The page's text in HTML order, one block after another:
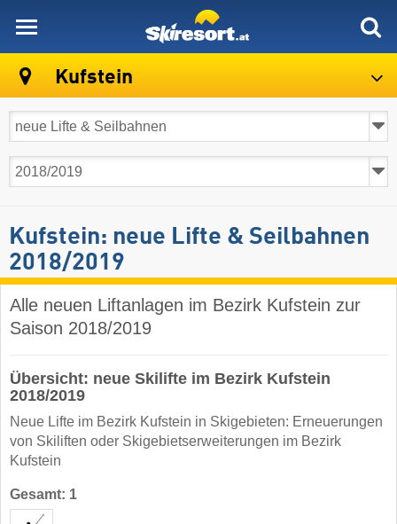
Kufstein
Kufstein: neue Lifte & Seilbahnen
2018/2019
Alle neuen Liftanlagen im Bezirk Kufstein zur
Saison 2018/2019
Übersicht: neue Skilifte im Bezirk Kufstein
2018/2019
Neue Lifte im Bezirk Kufstein in Skigebieten: Erneuerungen
von Skiliften oder Skigebietserweiterungen im Bezirk
Kufstein
Gesamt: 1